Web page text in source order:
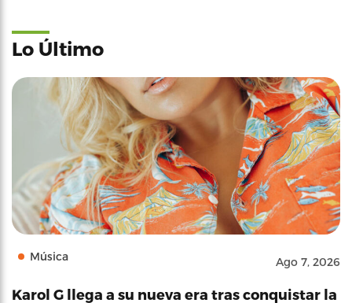
Lo Último
Música Ago 7, 2026
Karol G llega a su nueva era tras conquistar la